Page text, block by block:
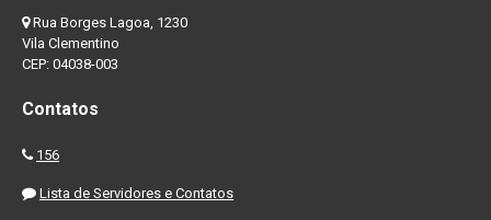
Rua Borges Lagoa, 1230
Vila Clementino
CEP: 04038-003
Contatos
156
Lista de Servidores e Contatos